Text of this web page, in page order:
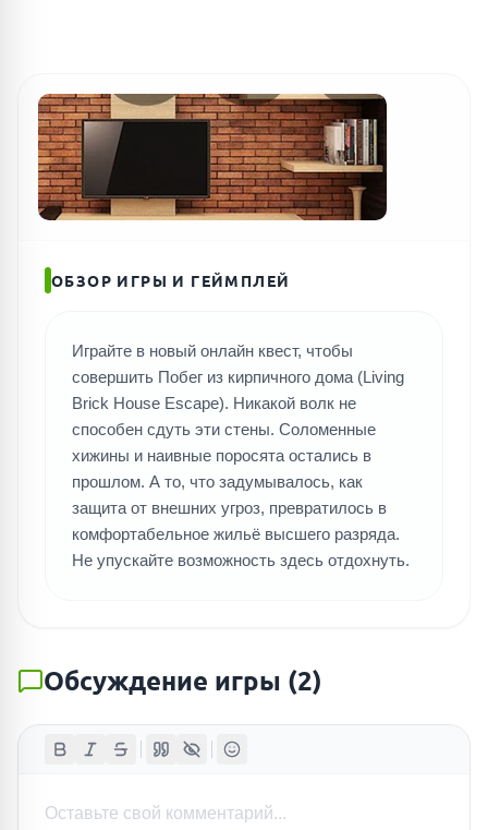
ОБЗОР ИГРЫ И ГЕЙМПЛЕЙ
Играйте в новый онлайн квест, чтобы
совершить Побег из кирпичного дома (Living
Brick House Escape). Никакой волк не
способен сдуть эти стены. Соломенные
хижины и наивные поросята остались в
прошлом. А то, что задумывалось, как
защита от внешних угроз, превратилось в
комфортабельное жильё высшего разряда.
Не упускайте возможность здесь отдохнуть.
Обсуждение игры (2)